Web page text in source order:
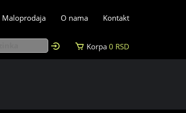
Maloprodaja O nama Kontakt
Korpa 0 RSD